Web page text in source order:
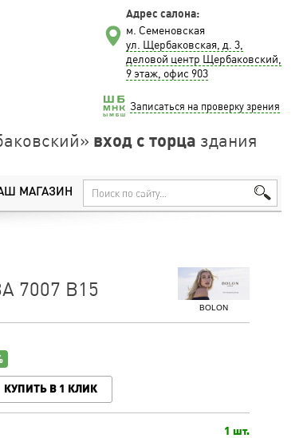
Адрес салона:
м. Семеновская
ул. Щербаковская, д. 3,
деловой центр Щербаковский,
9 этаж, офис 903
Записаться на проверку зрения
вход с торца здания
МАГАЗИН
BOLON
7007 B15
КУПИТЬ В 1 КЛИК
1 шт.